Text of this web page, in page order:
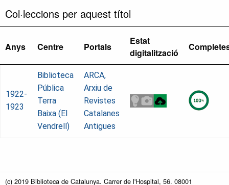
Col·leccions per aquest títol
Anys Centre Portals
Estat
digitalització
1922-
1923
Biblioteca
Pública
Terra
Baixa (El
Vendrell)
ARCA,
Arxiu de
Revistes
Catalanes
Antigues
(c) 2019 Biblioteca de Catalunya. Carrer de l'Hospital, 56. 08001